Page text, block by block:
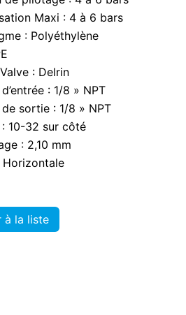
Maxi : 4 à 6 bars
: Polyéthylène
: Delrin
: 1/8 » NPT
sortie : 1/8 » NPT
10-32 sur côté
: 2,10 mm
Horizontale
à la liste